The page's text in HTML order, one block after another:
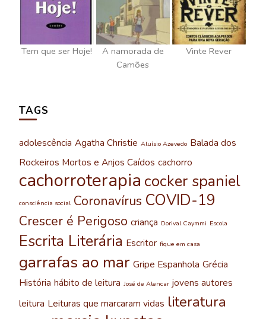
Tem que ser Hoje!
A namorada de
Camões
Vinte Rever
TAGS
adolescência Agatha Christie Aluísio Azevedo Balada dos
Rockeiros Mortos e Anjos Caídos cachorro
cachorroterapia cocker spaniel
consciência social Coronavírus COVID-19
Crescer é Perigoso criança Dorival Caymmi Escola
Escrita Literária Escritor fique em casa
garrafas ao mar Gripe Espanhola Grécia
História hábito de leitura José de Alencar jovens autores
leitura Leituras que marcaram vidas literatura